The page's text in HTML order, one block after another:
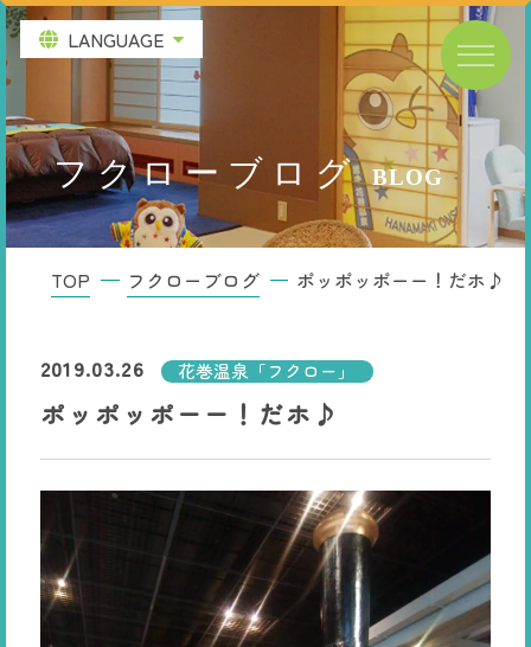
LANGUAGE
フクローブログ BLOG
TOP フクローブログ ポッポッポーー！だホ♪
2019.03.26 花巻温泉「フクロー」
ポッポッポーー！だホ♪